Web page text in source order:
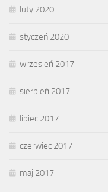
luty 2020
styczeń 2020
wrzesień 2017
sierpień 2017
lipiec 2017
czerwiec 2017
maj 2017